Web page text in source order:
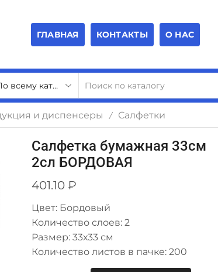
ГЛАВНАЯ КОНТАКТЫ О НАС
и диспенсеры / Салфетки
Салфетка бумажная 33см
2сл БОРДОВАЯ
401.10 ₽
Цвет: Бордовый
Количество слоев: 2
Размер: 33х33 см
Количество листов в пачке: 200